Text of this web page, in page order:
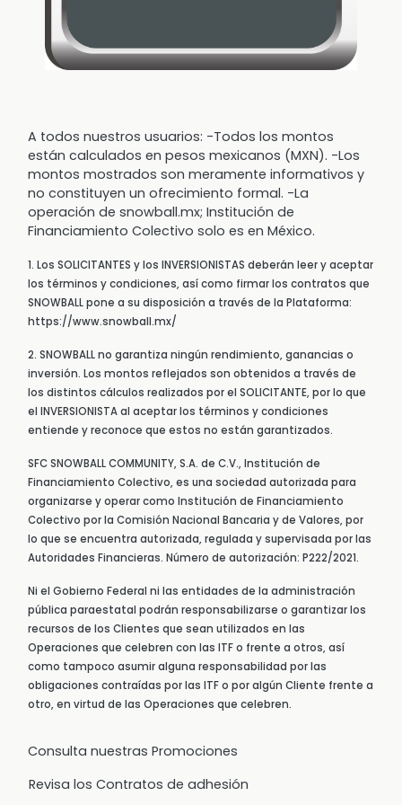
A todos nuestros usuarios: -Todos los montos
están calculados en pesos mexicanos (MXN). -Los
montos mostrados son meramente informativos y
no constituyen un ofrecimiento formal. -La
operación de snowball.mx; Institución de
Financiamiento Colectivo solo es en México.
1. Los SOLICITANTES y los INVERSIONISTAS deberán leer y aceptar
los términos y condiciones, así como firmar los contratos que
SNOWBALL pone a su disposición a través de la Plataforma:
https://www.snowball.mx/
2. SNOWBALL no garantiza ningún rendimiento, ganancias o
inversión. Los montos reflejados son obtenidos a través de
los distintos cálculos realizados por el SOLICITANTE, por lo que
el INVERSIONISTA al aceptar los términos y condiciones
entiende y reconoce que estos no están garantizados.
SFC SNOWBALL COMMUNITY, S.A. de C.V., Institución de
Financiamiento Colectivo, es una sociedad autorizada para
organizarse y operar como Institución de Financiamiento
Colectivo por la Comisión Nacional Bancaria y de Valores, por
lo que se encuentra autorizada, regulada y supervisada por las
Autoridades Financieras. Número de autorización: P222/2021.
Ni el Gobierno Federal ni las entidades de la administración
pública paraestatal podrán responsabilizarse o garantizar los
recursos de los Clientes que sean utilizados en las
Operaciones que celebren con las ITF o frente a otros, así
como tampoco asumir alguna responsabilidad por las
obligaciones contraídas por las ITF o por algún Cliente frente a
otro, en virtud de las Operaciones que celebren.
Consulta nuestras Promociones
Revisa los Contratos de adhesión